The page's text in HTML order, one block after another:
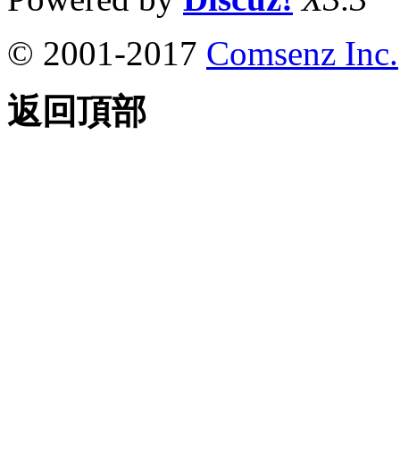
© 2001-2017 Comsenz Inc.
返回頂部